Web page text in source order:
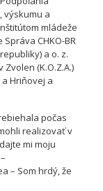
výskumu a
mládeže
CHKO-BR
a o. z.
Zvolen (K.O.Z.A.)
Hriňovej a
počas
realizovať v
mi moju
– Som hrdý, že